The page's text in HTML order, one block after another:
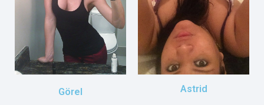
Görel Astrid